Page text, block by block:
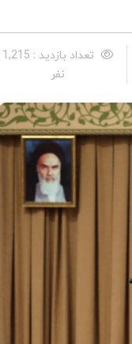
تعداد بازدید : 1,215
نفر